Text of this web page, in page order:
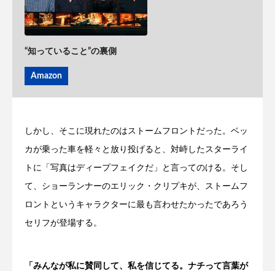
“知っていること”の裏側
Amazon
しかし、そこに現れたのはストームフロントだった。ベッ
カが乗った車を軽々と放り投げると、対峙したスターライ
トに「写真はディープフェイクだ」と言ってのける。そし
て、ショーランナーのエリック・クリプキが、ストームフ
ロントというキャラクターに最も言わせたかったであろう
セリフが登場する。
「みんなが私に賛同して、私を信じてる。ナチって言葉が